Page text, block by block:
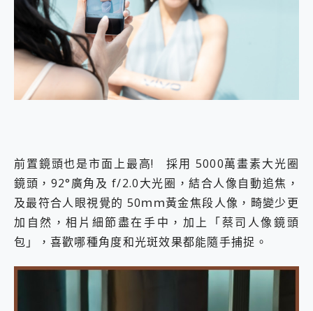
前置鏡頭也是市面上最高! 採用 5000萬畫素大光圈
鏡頭，92°廣角及 f/2.0大光圈，結合人像自動追焦，
及最符合人眼視覺的 50ｍｍ黃金焦段人像，畸變少更
加自然，相片細節盡在手中，加上「蔡司人像鏡頭
包」，喜歡哪種角度和光斑效果都能隨手捕捉。